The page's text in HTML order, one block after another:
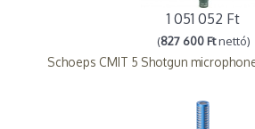
1 051 052 Ft
(827 600 Ftnettó)
Schoeps CMIT 5 Shotgun